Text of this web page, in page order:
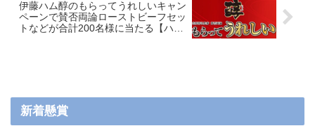
伊藤ハム醇のもらってうれしいキャン
ペーンで賛否両論ローストビーフセッ
トなどが合計200名様に当たる【ハガ
新着懸賞